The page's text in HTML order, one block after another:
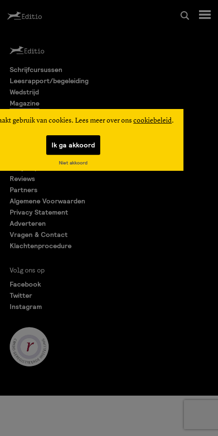
Leesrapport/begeleiding
Wedstrijd
Editio Producties
gebruik van cookies. Lees meer over ons cookiebeleid.
Ik ga akkoord
Niet akkoord
Schrijfcursussen
Leesrapport/begeleiding
Wedstrijd
Magazine
Reviews
Partners
Algemene Voorwaarden
Privacy Statement
Adverteren
Vragen & Contact
Klachtenprocedure
Volg ons op
Facebook
Twitter
Instagram